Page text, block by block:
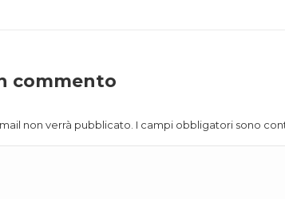
commento
non verrà pubblicato. I campi obbligatori sono